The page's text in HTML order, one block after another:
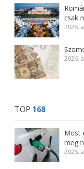
csak
2026.
2026.
TOP 168
Most
meg
2026.